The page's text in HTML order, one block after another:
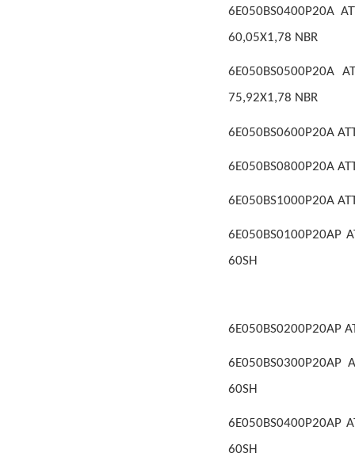
6E050BS0400P20A
60,05X1,78 NBR
6E050BS0500P20A
75,92X1,78 NBR
6E050BS0600P20A
6E050BS0800P20A
6E050BS1000P20A
6E050BS0100P20AP
60SH
6E050BS0200P20AP
6E050BS0300P20AP
60SH
6E050BS0400P20AP
60SH